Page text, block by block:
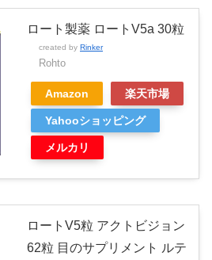
ロート製薬 ロートV5a 30粒
created by Rinker
Rohto
Amazon 楽天市場
Yahooショッピング
メルカリ
ロートV5粒 アクトビジョン
62粒 目のサプリメント ルテ